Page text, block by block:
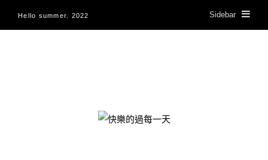
Hello summer. 2022 Sidebar
快樂的過每一天